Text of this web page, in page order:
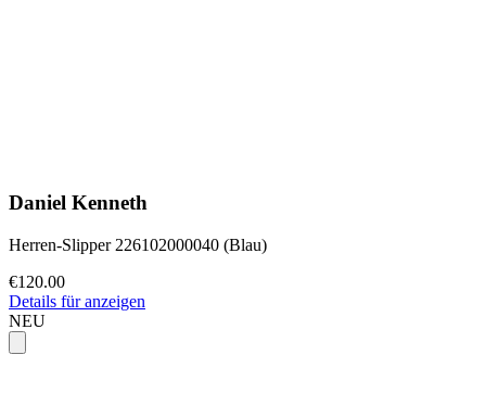
Daniel Kenneth
Herren-Slipper 226102000040 (Blau)
€120.00
Details für anzeigen
NEU